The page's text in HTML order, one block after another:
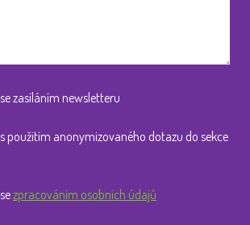
zasíláním newsletteru
použitím anonymizovaného dotazu do sekce
zpracováním osobních údajů